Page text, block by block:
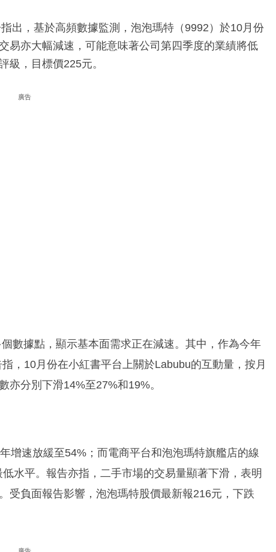
出，基於高頻數據監測，泡泡瑪特（9992）於10月份
易亦大幅減速，可能意味著公司第四季度的業績將低
級，目標價225元。
廣告
數據點，顯示基本面需求正在減速。其中，作為今年
，10月份在小紅書平台上關於Labubu的互動量，按月
亦分別下滑14%至27%和19%。
增速放緩至54%；而電商平台和泡泡瑪特旗艦店的線
水平。報告亦指，二手市場的交易量顯著下滑，表明
受負面報告影響，泡泡瑪特股價最新報216元，下跌